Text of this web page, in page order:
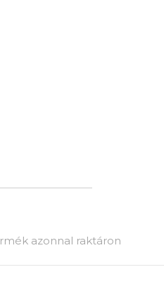
azonnal raktáron